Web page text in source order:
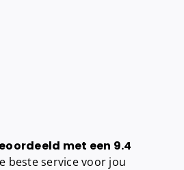
met een 9.4
beste service voor jou